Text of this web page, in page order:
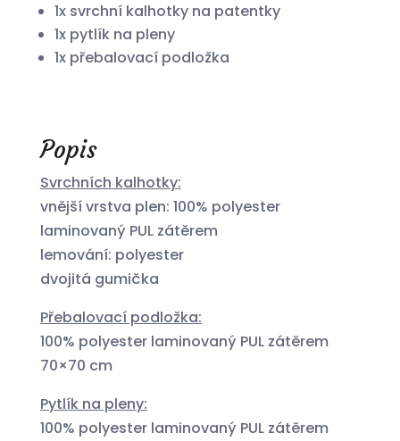
1x svrchní kalhotky na patentky
1x pytlík na pleny
1x přebalovací podložka
Popis
Svrchních kalhotky:
vnější vrstva plen: 100% polyester
laminovaný PUL zátěrem
lemování: polyester
dvojitá gumička
Přebalovací podložka:
100% polyester laminovaný PUL zátěrem
70×70 cm
Pytlík na pleny:
100% polyester laminovaný PUL zátěrem